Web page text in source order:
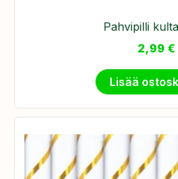
Pahvipilli
2,99 €
Lisää